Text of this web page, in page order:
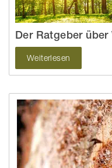
Der Ratgeber
Weiterlesen